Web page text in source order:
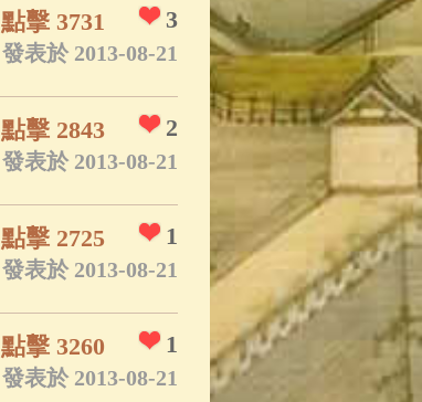
3
點擊 3731
發表於 2013-08-21
2
點擊 2843
發表於 2013-08-21
1
點擊 2725
發表於 2013-08-21
1
點擊 3260
發表於 2013-08-21